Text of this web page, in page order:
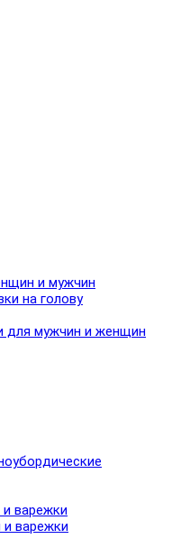
и мужчин
на голову
для мужчин и женщин
варежки
варежки